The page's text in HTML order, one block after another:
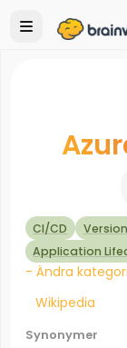
CI/CD
Application
- Ändra kategori
Wikipedia
Synonymer